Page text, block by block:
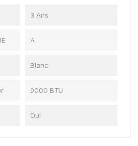
3 Ans
A
Blanc
9000 BTU
Oui